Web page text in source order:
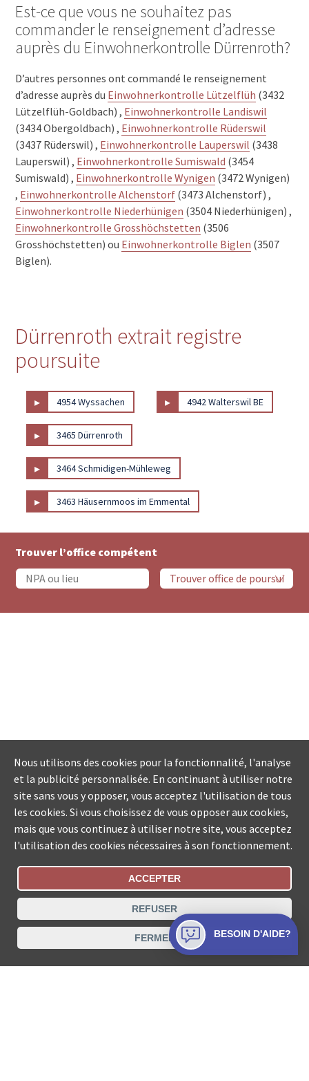
Est-ce que vous ne souhaitez pas
commander le renseignement d’adresse
auprès du Einwohnerkontrolle Dürrenroth?
D’autres personnes ont commandé le renseignement
d’adresse auprès du Einwohnerkontrolle Lützelflüh (3432
Lützelflüh-Goldbach) , Einwohnerkontrolle Landiswil
(3434 Obergoldbach) , Einwohnerkontrolle Rüderswil
(3437 Rüderswil) , Einwohnerkontrolle Lauperswil (3438
Lauperswil) , Einwohnerkontrolle Sumiswald (3454
Sumiswald) , Einwohnerkontrolle Wynigen (3472 Wynigen)
, Einwohnerkontrolle Alchenstorf (3473 Alchenstorf) ,
Einwohnerkontrolle Niederhünigen (3504 Niederhünigen) ,
Einwohnerkontrolle Grosshöchstetten (3506
Grosshöchstetten) ou Einwohnerkontrolle Biglen (3507
Biglen).
Dürrenroth extrait registre
poursuite
▸ 4954 Wyssachen ▸ 4942 Walterswil BE
▸ 3465 Dürrenroth
▸ 3464 Schmidigen-Mühleweg
▸ 3463 Häusernmoos im Emmental
Trouver l’office compétent
Statut De La Commande
Recherche des offices de Suisse
Protection des données Mentions légales
Conditions d’utilisation Contact
Nous utilisons des cookies pour la fonctionnalité, l'analyse
et la publicité personnalisée. En continuant à utiliser notre
site sans vous y opposer, vous acceptez l'utilisation de tous
les cookies. Si vous choisissez de vous opposer aux cookies,
mais que vous continuez à utiliser notre site, vous acceptez
l'utilisation des cookies nécessaires à son fonctionnement.
ACCEPTER
REFUSER
FERMER BESOIN D'AIDE?